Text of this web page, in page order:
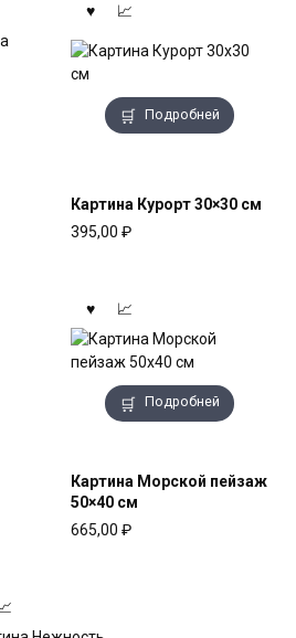
Подробней
Картина Курорт 30×30 см
395,00 ₽
Подробней
Картина Морской пейзаж
50×40 см
665,00 ₽